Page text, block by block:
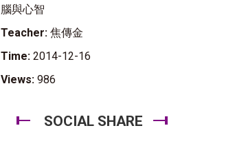
腦與心智
Teacher: 焦傳金
Time: 2014-12-16
Views: 986
SOCIAL SHARE